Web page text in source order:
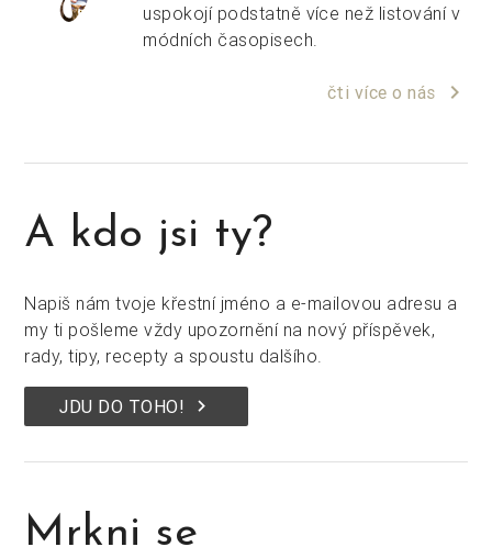
uspokojí podstatně více než listování v
módních časopisech.
čti více o nás keyboard_arrow_right
A kdo jsi ty?
Napiš nám tvoje křestní jméno a e-mailovou adresu a
my ti pošleme vždy upozornění na nový příspěvek,
rady, tipy, recepty a spoustu dalšího.
keyboard_arrow_right
JDU DO TOHO!
Mrkni se